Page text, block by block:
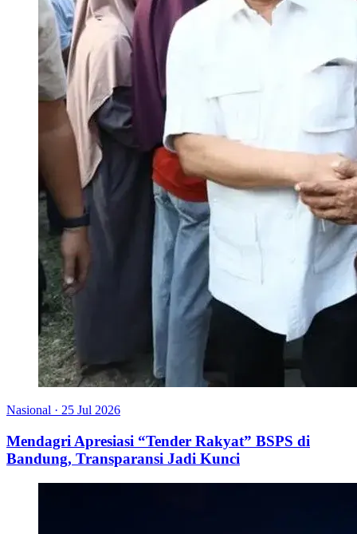
Nasional · 25 Jul 2026
Mendagri Apresiasi “Tender Rakyat” BSPS di
Bandung, Transparansi Jadi Kunci